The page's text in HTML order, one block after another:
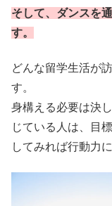
そして、ダンスを
す。
どんな留学生活が
す。
身構える必要は決
じている人は、目
してみれば行動力